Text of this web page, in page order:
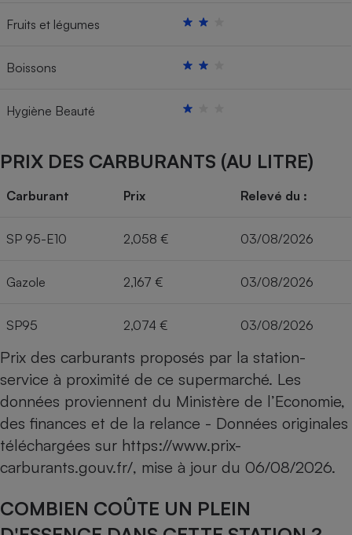
Fruits et légumes
Boissons
Hygiène Beauté
PRIX DES CARBURANTS (AU LITRE)
Carburant Prix Relevé du :
SP 95-E10 2,058 € 03/08/2026
Gazole 2,167 € 03/08/2026
SP95 2,074 € 03/08/2026
Prix des carburants proposés par la station-
service à proximité de ce supermarché. Les
données proviennent du Ministère de l’Economie,
des finances et de la relance - Données originales
téléchargées sur https://www.prix-
carburants.gouv.fr/, mise à jour du 06/08/2026.
COMBIEN COÛTE UN PLEIN